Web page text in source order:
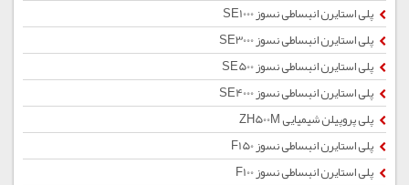
پلی استایرن انبساطی نسوز SE1000
پلی استایرن انبساطی نسوز SE3000
پلی استایرن انبساطی نسوز SE500
پلی استایرن انبساطی نسوز SE4000
پلی پروپیلن شیمیایی ZH500M
پلی استایرن انبساطی نسوز F150
پلی استایرن انبساطی نسوز F100